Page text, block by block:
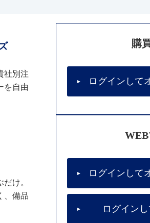
社別注
を自由
け。
、備品
購
ログインして
ログインして
ログイン